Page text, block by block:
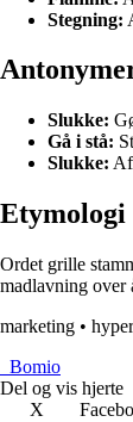
Stegning:
Slukke:
Gå i stå:
Slukke:
Etymologi
Ordet grille
madlavning over
marketing •
Bomio
Del og vis hjerte
X